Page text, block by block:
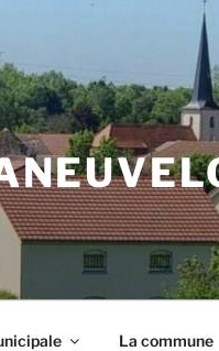
La commune